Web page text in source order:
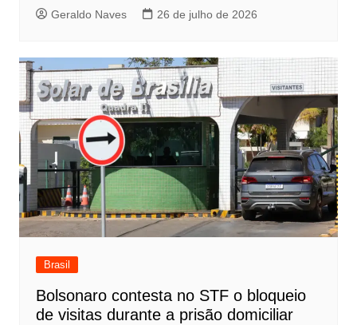
Geraldo Naves 26 de julho de 2026
Brasil
Bolsonaro contesta no STF o bloqueio
de visitas durante a prisão domiciliar